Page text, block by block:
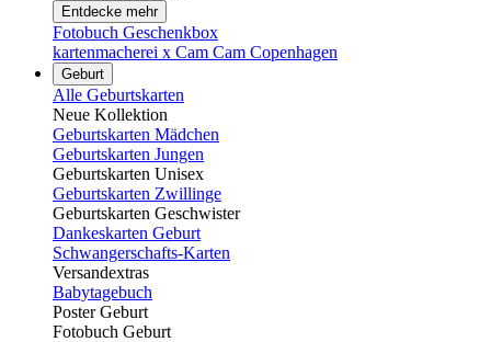
Entdecke mehr
Fotobuch Geschenkbox
kartenmacherei x Cam Cam Copenhagen
Geburt
Alle Geburtskarten
Neue Kollektion
Geburtskarten Mädchen
Geburtskarten Jungen
Geburtskarten Unisex
Geburtskarten Zwillinge
Geburtskarten Geschwister
Dankeskarten Geburt
Schwangerschafts-Karten
Versandextras
Babytagebuch
Poster Geburt
Fotobuch Geburt